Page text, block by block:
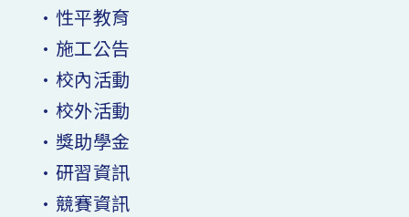
•性平教育
•施工公告
•校內活動
•校外活動
•獎助學金
•研習資訊
•競賽資訊